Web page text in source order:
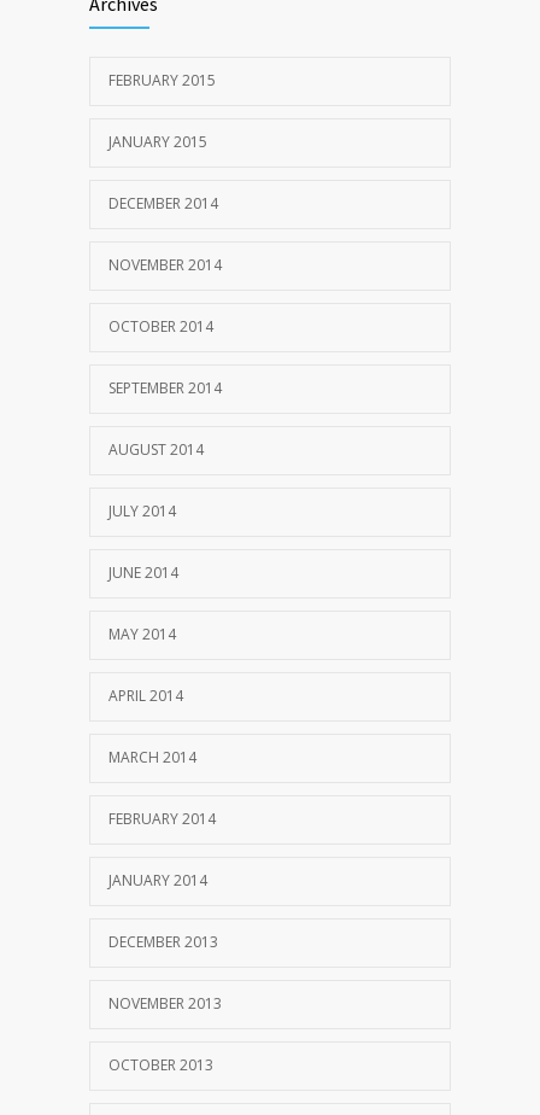
FEBRUARY 2015
JANUARY 2015
DECEMBER 2014
NOVEMBER 2014
OCTOBER 2014
SEPTEMBER 2014
AUGUST 2014
JULY 2014
JUNE 2014
MAY 2014
APRIL 2014
MARCH 2014
FEBRUARY 2014
JANUARY 2014
DECEMBER 2013
NOVEMBER 2013
OCTOBER 2013